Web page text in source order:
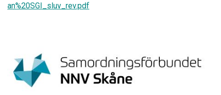
an%20SGI_sluv_rev.pdf